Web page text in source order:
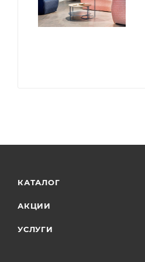
КАТАЛОГ
АКЦИИ
УСЛУГИ